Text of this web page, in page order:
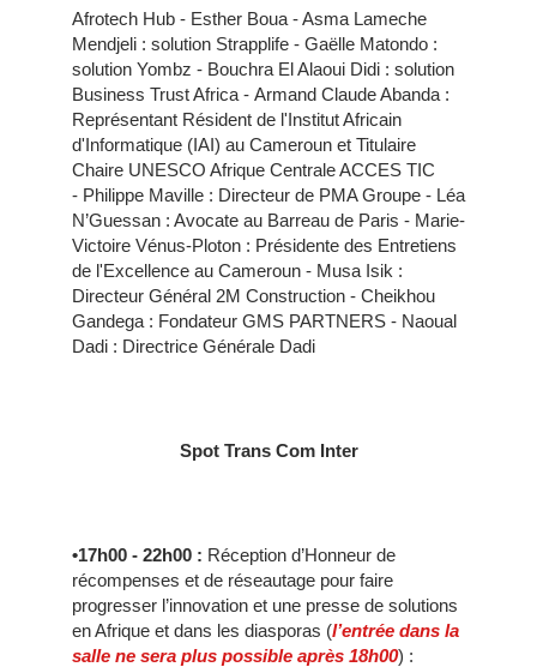
Afrotech Hub - Esther Boua - Asma Lameche
Mendjeli : solution Strapplife - Gaëlle Matondo :
solution Yombz - Bouchra El Alaoui Didi : solution
Business Trust Africa - Armand Claude Abanda :
Représentant Résident de l'Institut Africain
d'Informatique (IAI) au Cameroun et Titulaire
Chaire UNESCO Afrique Centrale ACCES TIC
- Philippe Maville : Directeur de PMA Groupe - Léa
N’Guessan : Avocate au Barreau de Paris - Marie-
Victoire Vénus-Ploton : Présidente des Entretiens
de l'Excellence au Cameroun - Musa Isik :
Directeur Général 2M Construction - Cheikhou
Gandega : Fondateur GMS PARTNERS - Naoual
Dadi : Directrice Générale Dadi
Spot Trans Com Inter
•17h00 - 22h00 : Réception d’Honneur de
récompenses et de réseautage pour faire
progresser l’innovation et une presse de solutions
en Afrique et dans les diasporas (l’entrée dans la
salle ne sera plus possible après 18h00) :